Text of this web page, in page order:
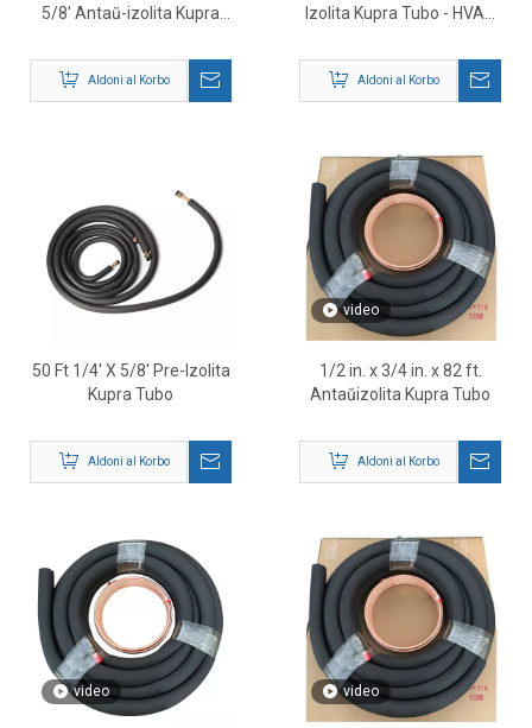
5/8' Antaŭ-izolita Kupra
Mini Split Line Set
Aldoni al Korbo
Izolita Kupra Tubo - HVAC
Aldoni al Korbo
50 Ft 1/4' X 5/8' Pre-Izolita
Kupra Tubo
Aldoni al Korbo
video
1/2 in. x 3/4 in. x 82 ft.
Antaŭizolita Kupra Tubo
Aldoni al Korbo
video video